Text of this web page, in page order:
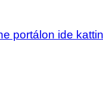
portálon ide